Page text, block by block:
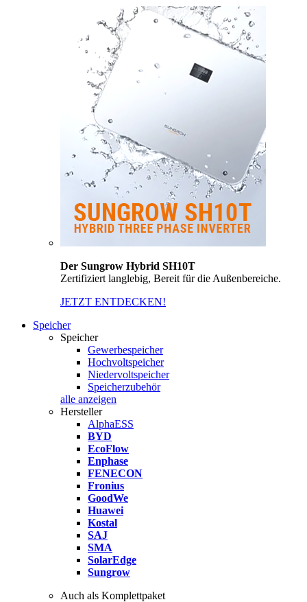
Der Sungrow Hybrid SH10T
Zertifiziert langlebig, Bereit für die Außenbereiche.
JETZT ENTDECKEN!
Speicher
Speicher
Gewerbespeicher
Hochvoltspeicher
Niedervoltspeicher
Speicherzubehör
alle anzeigen
Hersteller
AlphaESS
BYD
EcoFlow
Enphase
FENECON
Fronius
GoodWe
Huawei
Kostal
SAJ
SMA
SolarEdge
Sungrow
Auch als Komplettpaket